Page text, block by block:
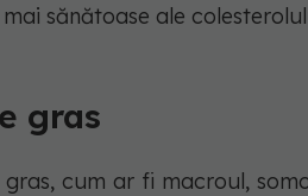
sănătoase ale
gras
gras, cum ar fi macroul,